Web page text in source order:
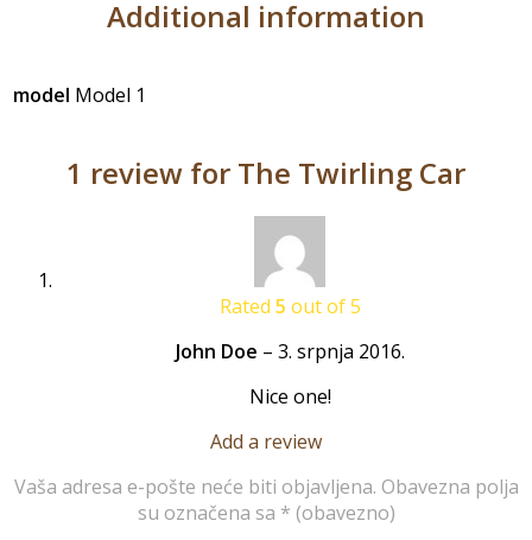
Additional information
model Model 1
1 review for The Twirling Car
Rated 5 out of 5
John Doe – 3. srpnja 2016.
Nice one!
Add a review
Vaša adresa e-pošte neće biti objavljena. Obavezna polja
su označena sa * (obavezno)